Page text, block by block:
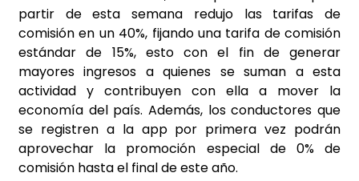
partir de esta semana redujo las tarifas de
comisión en un 40%, fijando una tarifa de comisión
estándar de 15%, esto con el fin de generar
mayores ingresos a quienes se suman a esta
actividad y contribuyen con ella a mover la
economía del país. Además, los conductores que
se registren a la app por primera vez podrán
aprovechar la promoción especial de 0% de
comisión hasta el final de este año.